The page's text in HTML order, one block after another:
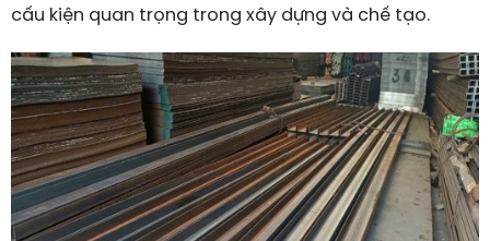
cấu kiện quan trọng trong xây dựng và chế tạo.